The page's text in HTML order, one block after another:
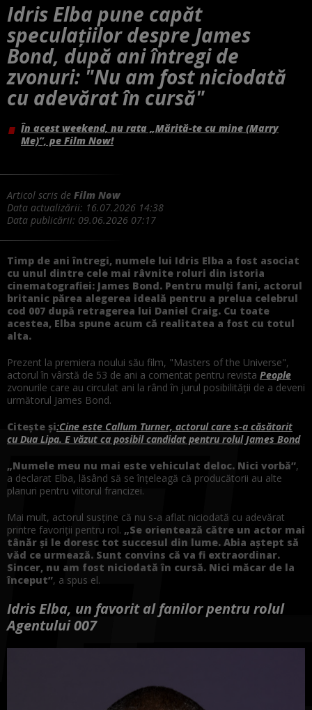
Idris Elba pune capăt
speculațiilor despre James
Bond, după ani întregi de
zvonuri: "Nu am fost niciodată
cu adevărat în cursă"
În acest weekend, nu rata „Mărită-te cu mine (Marry
Me)”, pe Film Now!
Articol scris de Film Now
Data actualizării: 16.07.2026 14:38
Data publicării: 09.06.2026 07:17
Timp de ani întregi, numele lui Idris Elba a fost asociat
cu unul dintre cele mai râvnite roluri din istoria
cinematografiei: James Bond. Pentru mulți fani, actorul
britanic părea alegerea ideală pentru a prelua celebrul
cod 007 după retragerea lui Daniel Craig. Cu toate
acestea, Elba spune acum că realitatea a fost cu totul
alta.
Prezent la premiera noului său film, "Masters of the Universe",
actorul în vârstă de 53 de ani a comentat pentru revista People
zvonurile care au circulat ani la rând în jurul posibilității de a deveni
următorul James Bond.
Citește și:Cine este Callum Turner, actorul care s-a căsătorit
cu Dua Lipa. E văzut ca posibil candidat pentru rolul James Bond
„Numele meu nu mai este vehiculat deloc. Nici vorbă”,
a declarat Elba, lăsând să se înțeleagă că producătorii au alte
planuri pentru viitorul francizei.
Mai mult, actorul susține că nu s-a aflat niciodată cu adevărat
printre favoriții pentru rol. „Se orientează către un actor mai
tânăr și le doresc tot succesul din lume. Abia aștept să
văd ce urmează. Sunt convins că va fi extraordinar.
Sincer, nu am fost niciodată în cursă. Nici măcar de la
început”, a spus el.
Idris Elba, un favorit al fanilor pentru rolul
Agentului 007